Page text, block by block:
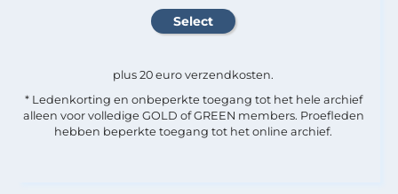
plus 20 euro verzendkosten.
* Ledenkorting en onbeperkte toegang tot het hele archief
alleen voor volledige GOLD of GREEN members. Proefleden
hebben beperkte toegang tot het online archief.